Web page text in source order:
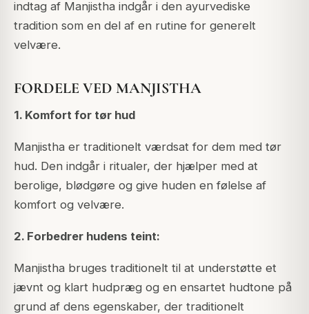
indtag af Manjistha indgår i den ayurvediske
tradition som en del af en rutine for generelt
velvære.
FORDELE VED MANJISTHA
1. Komfort for tør hud
Manjistha er traditionelt værdsat for dem med tør
hud. Den indgår i ritualer, der hjælper med at
berolige, blødgøre og give huden en følelse af
komfort og velvære.
2. Forbedrer hudens teint:
Manjistha bruges traditionelt til at understøtte et
jævnt og klart hudpræg og en ensartet hudtone på
grund af dens egenskaber, der traditionelt